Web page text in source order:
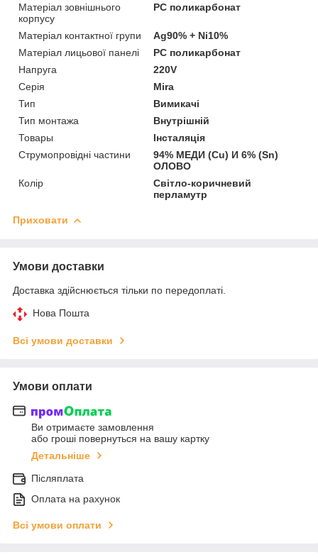
Матеріал зовнішнього
корпусу
PC поликарбонат
Матеріал контактної групи
Ag90% + Ni10%
Матеріал лицьової панелі
PC поликарбонат
Напруга
220V
Серія
Mira
Тип
Вимикачі
Тип монтажа
Внутрішній
Товары
Інсталяція
Струмопровідні частини
94% МЕДИ (Cu) И 6% (Sn)
ОЛОВО
Колір
Світло-коричневий
перламутр
Приховати
Умови доставки
Доставка здійснюється тільки по передоплаті.
Нова Пошта
Всі умови доставки
Умови оплати
Ви отримаєте замовлення
або гроші повернуться на вашу картку
Детальніше
Післяплата
Оплата на рахунок
Всі умови оплати